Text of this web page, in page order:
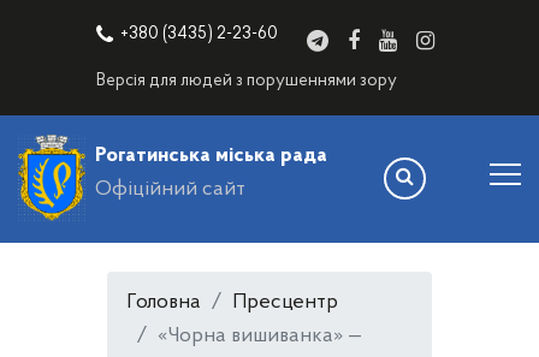
+380 (3435) 2-23-60
Версія для людей з порушеннями зору
Рогатинська міська рада
Офіційний сайт
Головна
Пресцентр
«Чорна вишиванка» —